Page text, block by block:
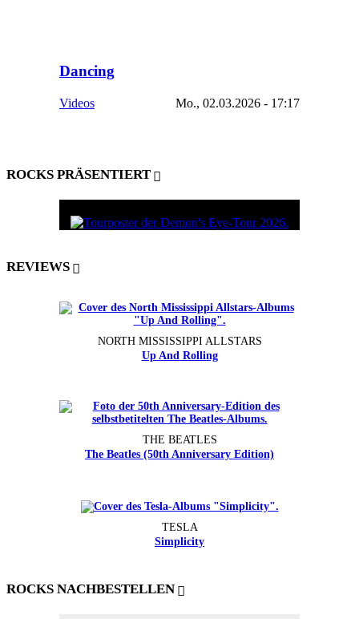
Dancing
Videos Mo., 02.03.2026 - 17:17
ROCKS PRÄSENTIERT
REVIEWS
NORTH MISSISSIPPI ALLSTARS
Up And Rolling
THE BEATLES
The Beatles (50th Anniversary Edition)
TESLA
Simplicity
ROCKS NACHBESTELLEN